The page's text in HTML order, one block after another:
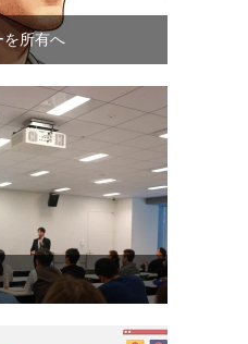
を所有へ